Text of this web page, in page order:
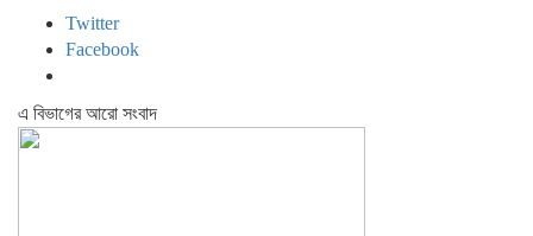
Twitter
Facebook
এ বিভাগের আরো সংবাদ